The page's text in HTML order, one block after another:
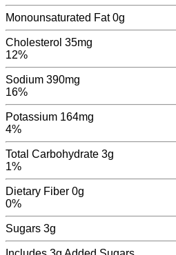
Monounsaturated Fat 0g
Cholesterol 35mg
12%
Sodium 390mg
16%
Potassium 164mg
4%
Total Carbohydrate 3g
1%
Dietary Fiber 0g
0%
Sugars 3g